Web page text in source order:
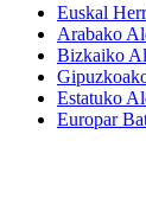
Euskal
Arabako
Bizkaiko
Estatuko
Europar